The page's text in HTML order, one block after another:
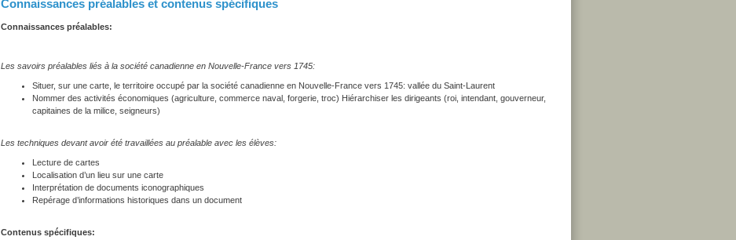
Connaissances préalables et contenus spécifiques
Connaissances préalables:
Les savoirs préalables liés à la société canadienne en Nouvelle-France vers 1745:
Situer, sur une carte, le territoire occupé par la société canadienne en Nouvelle-France vers 1745: vallée du Saint-Laurent
Nommer des activités économiques (agriculture, commerce naval, forgerie, troc) Hiérarchiser les dirigeants (roi, intendant, gouverneur,
capitaines de la milice, seigneurs)
Les techniques devant avoir été travaillées au préalable avec les élèves:
Lecture de cartes
Localisation d’un lieu sur une carte
Interprétation de documents iconographiques
Repérage d’informations historiques dans un document
Contenus spécifiques: